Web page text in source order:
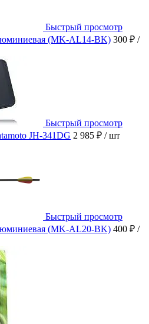
Быстрый просмотр
(MK-AL14-BK) 300 ₽ /
Быстрый просмотр
JH-341DG 2 985 ₽ / шт
Быстрый просмотр
(MK-AL20-BK) 400 ₽ /